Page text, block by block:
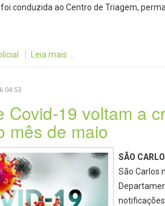
foi conduzida ao Centro de Triagem,
Leia mais ...
04:53
Covid-19 voltam a
mês de maio
SÃO
São Carlos